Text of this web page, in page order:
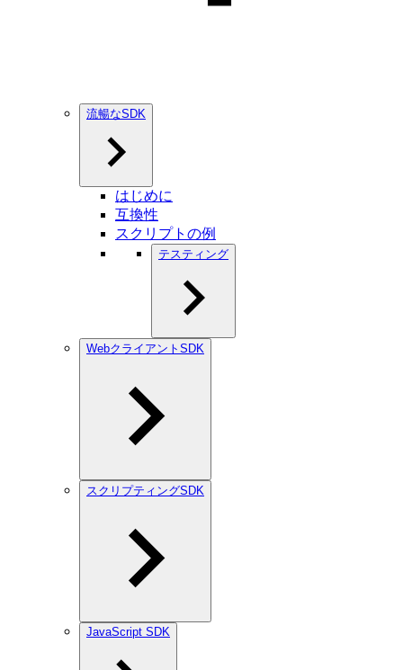
流暢なSDK
はじめに
互換性
スクリプトの例
テスティング
WebクライアントSDK
スクリプティングSDK
JavaScript SDK